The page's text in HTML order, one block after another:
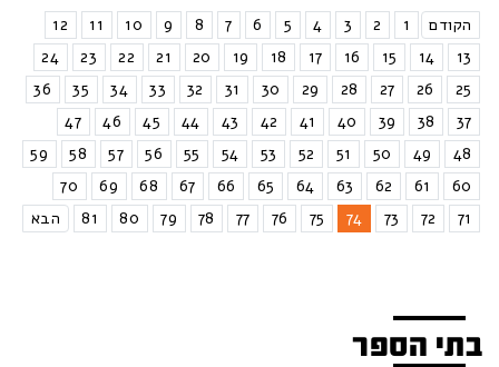
הקודם 1
2
3
4
5
6
7
8
9
10
11
12
13
14
15
16
17
18
19
20
21
22
23
24
25
26
27
28
29
30
31
32
33
34
35
36
37
38
39
40
41
42
43
44
45
46
47
48
49
50
51
52
53
54
55
56
57
58
59
60
61
62
63
64
65
66
67
68
69
70
71
72
73
74
75
76
77
78
79
80
81 הבא
בתי הספר